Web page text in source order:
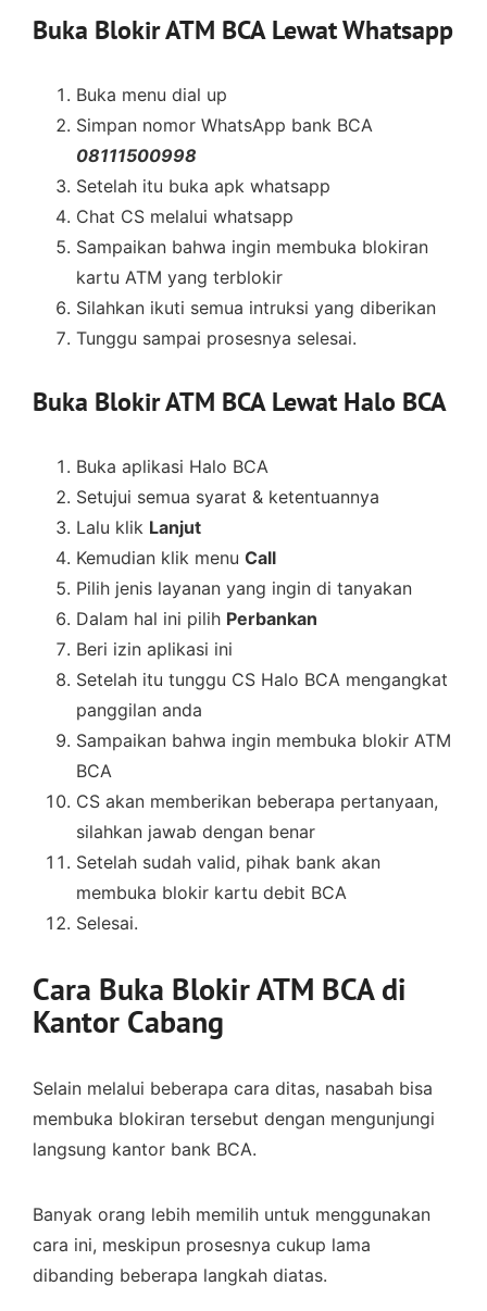
Buka Blokir ATM BCA Lewat Whatsapp
Buka menu dial up
Simpan nomor WhatsApp bank BCA
08111500998
Setelah itu buka apk whatsapp
Chat CS melalui whatsapp
Sampaikan bahwa ingin membuka blokiran
kartu ATM yang terblokir
Silahkan ikuti semua intruksi yang diberikan
Tunggu sampai prosesnya selesai.
Buka Blokir ATM BCA Lewat Halo BCA
Buka aplikasi Halo BCA
Setujui semua syarat & ketentuannya
Lalu klik Lanjut
Kemudian klik menu Call
Pilih jenis layanan yang ingin di tanyakan
Dalam hal ini pilih Perbankan
Beri izin aplikasi ini
Setelah itu tunggu CS Halo BCA mengangkat
panggilan anda
Sampaikan bahwa ingin membuka blokir ATM
BCA
CS akan memberikan beberapa pertanyaan,
silahkan jawab dengan benar
Setelah sudah valid, pihak bank akan
membuka blokir kartu debit BCA
Selesai.
Cara Buka Blokir ATM BCA di
Kantor Cabang
Selain melalui beberapa cara ditas, nasabah bisa
membuka blokiran tersebut dengan mengunjungi
langsung kantor bank BCA.
Banyak orang lebih memilih untuk menggunakan
cara ini, meskipun prosesnya cukup lama
dibanding beberapa langkah diatas.